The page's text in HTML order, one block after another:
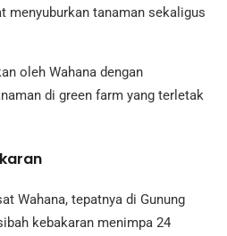
menyuburkan tanaman sekaligus
oleh Wahana dengan
di green farm yang terletak
Wahana, tepatnya di Gunung
kebakaran menimpa 24